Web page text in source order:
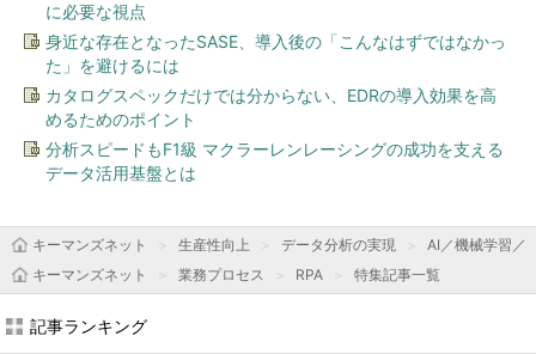
に必要な視点
身近な存在となったSASE、導入後の「こんなはずではなかっ
た」を避けるには
カタログスペックだけでは分からない、EDRの導入効果を高
めるためのポイント
分析スピードもF1級 マクラーレンレーシングの成功を支える
データ活用基盤とは
キーマンズネット 生産性向上 データ分析の実現
AI／機械学習／
キーマンズネット
業務プロセス RPA 特集記事一覧
記事ランキング